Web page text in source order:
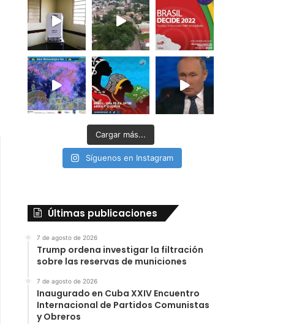
Cargar más...
Síguenos en Instagram
Últimas publicaciones
7 de agosto de 2026
Trump ordena investigar la filtración
sobre las reservas de municiones
7 de agosto de 2026
Inaugurado en Cuba XXIV Encuentro
Internacional de Partidos Comunistas
y Obreros